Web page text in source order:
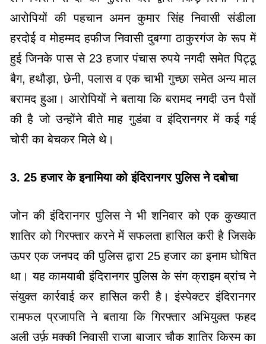
आरोपियों की पहचान अमन कुमार सिंह निवासी संडीला
हरदोई व मोहम्मद हफीज निवासी दुबग्गा ठाकुरगंज के रूप में
हुई जिनके पास से 23 हजार पंचास रुपये नगदी समेत पिट्ठू
बैग, हथौड़ा, छेनी, पलास व एक चाभी गुच्छा समेत अन्य माल
बरामद हुआ। आरोपियों ने बताया कि बरामद नगदी उन पैसों
की है जो उन्होंने बीते माह गुडंबा व इंदिरानगर में कई गई
चोरी का बेचकर मिले थे।
3. 25 हजार के इनामिया को इंदिरानगर पुलिस ने दबोचा
जोन की इंदिरानगर पुलिस ने भी शनिवार को एक कुख्यात
शातिर को गिरफ्तार करने में सफलता हासिल करी है जिसके
ऊपर एक जनपद की पुलिस द्वारा 25 हजार का इनाम घोषित
था। यह कामयाबी इंदिरानगर पुलिस के संग क्राइम ब्रांच ने
संयुक्त कार्रवाई कर हासिल करी है। इंस्पेक्टर इंदिरानगर
रामफल प्रजापति ने बताया कि गिरफ्तार अभियुक्त फहद
अली उर्फ़ मक्की निवासी राजा बाजार चौक शातिर किस्म का